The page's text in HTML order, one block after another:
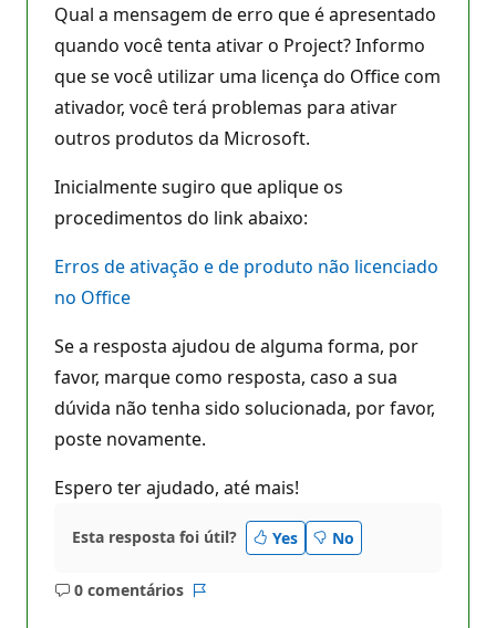
Qual a mensagem de erro que é apresentado
quando você tenta ativar o Project? Informo
que se você utilizar uma licença do Office com
ativador, você terá problemas para ativar
outros produtos da Microsoft.
Inicialmente sugiro que aplique os
procedimentos do link abaixo:
Erros de ativação e de produto não licenciado
no Office
Se a resposta ajudou de alguma forma, por
favor, marque como resposta, caso a sua
dúvida não tenha sido solucionada, por favor,
poste novamente.
Espero ter ajudado, até mais!
Esta resposta foi útil? Yes No
0 comentários
Sem